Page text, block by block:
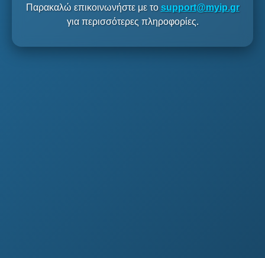
Παρακαλώ επικοινωνήστε με το support@myip.gr
για περισσότερες πληροφορίες.